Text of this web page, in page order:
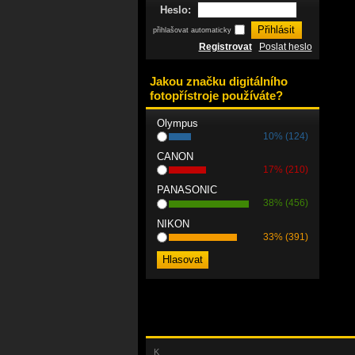
Heslo:
přihlašovat automaticky
Registrovat Poslat heslo
Jakou značku digitálního
fotopřístroje používáte?
Olympus
10% (124)
CANON
17% (210)
PANASONIC
38% (456)
NIKON
33% (391)
K